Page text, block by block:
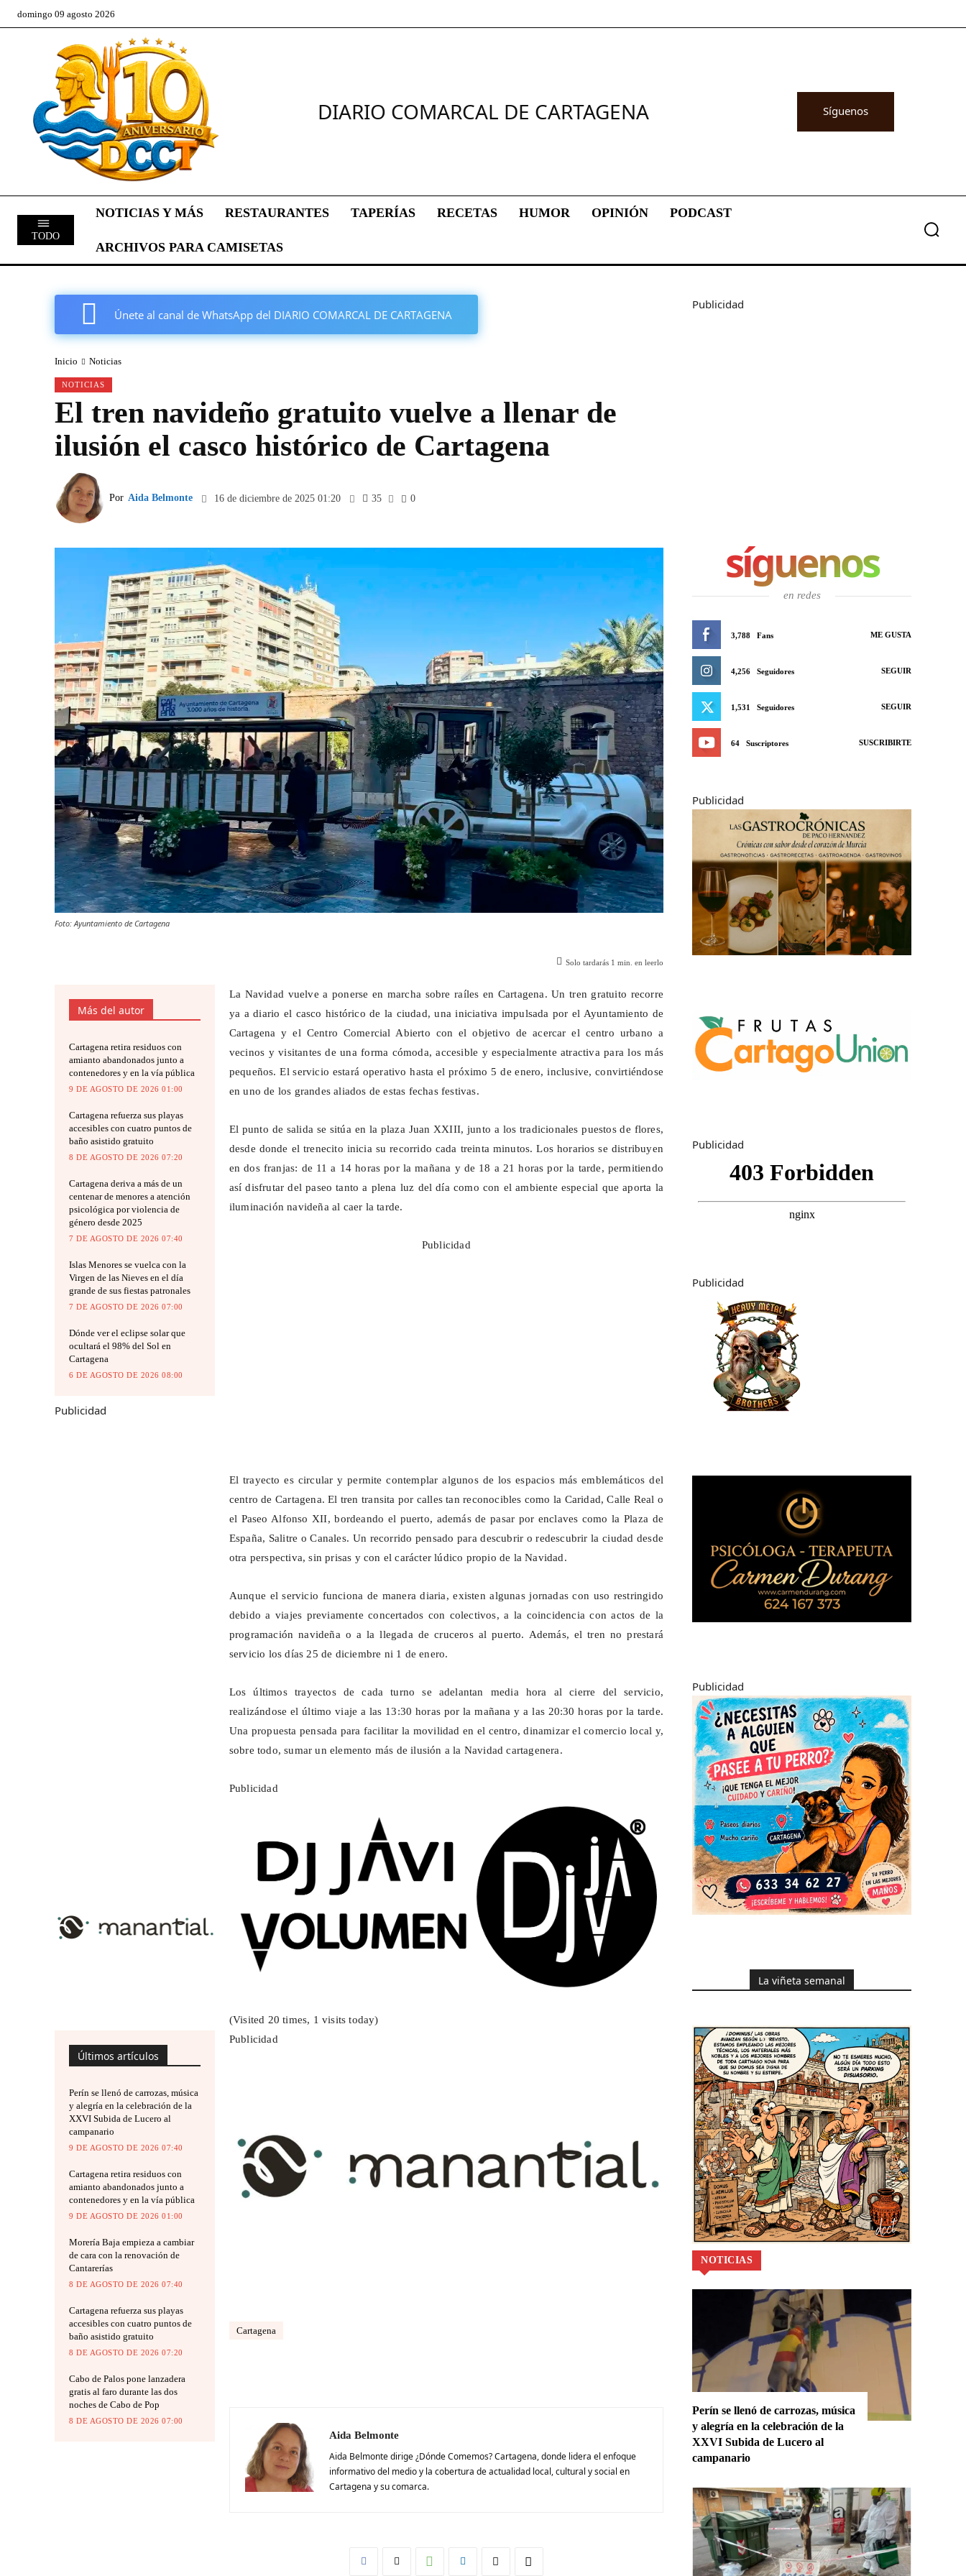
domingo 09 agosto 2026
DIARIO COMARCAL DE CARTAGENA Síguenos
TODO
NOTICIAS Y MÁS RESTAURANTES TAPERÍAS RECETAS HUMOR OPINIÓN PODCAST
ARCHIVOS PARA CAMISETAS
Únete al canal de WhatsApp del DIARIO COMARCAL DE CARTAGENA
Inicio Noticias
NOTICIAS
El tren navideño gratuito vuelve a llenar de
ilusión el casco histórico de Cartagena
Por Aida Belmonte 16 de diciembre de 2025 01:20 35 0
Foto: Ayuntamiento de Cartagena
Solo tardarás 1 min. en leerlo
Más del autor
Cartagena retira residuos con
amianto abandonados junto a
contenedores y en la vía pública
9 DE AGOSTO DE 2026 01:00
Cartagena refuerza sus playas
accesibles con cuatro puntos de
baño asistido gratuito
8 DE AGOSTO DE 2026 07:20
Cartagena deriva a más de un
centenar de menores a atención
psicológica por violencia de
género desde 2025
7 DE AGOSTO DE 2026 07:40
Islas Menores se vuelca con la
Virgen de las Nieves en el día
grande de sus fiestas patronales
7 DE AGOSTO DE 2026 07:00
Dónde ver el eclipse solar que
ocultará el 98% del Sol en
Cartagena
6 DE AGOSTO DE 2026 08:00
Publicidad
Últimos artículos
Perín se llenó de carrozas, música
y alegría en la celebración de la
XXVI Subida de Lucero al
campanario
9 DE AGOSTO DE 2026 07:40
Cartagena retira residuos con
amianto abandonados junto a
contenedores y en la vía pública
9 DE AGOSTO DE 2026 01:00
Morería Baja empieza a cambiar
de cara con la renovación de
Cantarerías
8 DE AGOSTO DE 2026 07:40
Cartagena refuerza sus playas
accesibles con cuatro puntos de
baño asistido gratuito
8 DE AGOSTO DE 2026 07:20
Cabo de Palos pone lanzadera
gratis al faro durante las dos
noches de Cabo de Pop
8 DE AGOSTO DE 2026 07:00
La Navidad vuelve a ponerse en marcha sobre raíles en Cartagena. Un tren gratuito recorre
ya a diario el casco histórico de la ciudad, una iniciativa impulsada por el Ayuntamiento de
Cartagena y el Centro Comercial Abierto con el objetivo de acercar el centro urbano a
vecinos y visitantes de una forma cómoda, accesible y especialmente atractiva para los más
pequeños. El servicio estará operativo hasta el próximo 5 de enero, inclusive, convirtiéndose
en uno de los grandes aliados de estas fechas festivas.
El punto de salida se sitúa en la plaza Juan XXIII, junto a los tradicionales puestos de flores,
desde donde el trenecito inicia su recorrido cada treinta minutos. Los horarios se distribuyen
en dos franjas: de 11 a 14 horas por la mañana y de 18 a 21 horas por la tarde, permitiendo
así disfrutar del paseo tanto a plena luz del día como con el ambiente especial que aporta la
iluminación navideña al caer la tarde.
Publicidad
El trayecto es circular y permite contemplar algunos de los espacios más emblemáticos del
centro de Cartagena. El tren transita por calles tan reconocibles como la Caridad, Calle Real o
el Paseo Alfonso XII, bordeando el puerto, además de pasar por enclaves como la Plaza de
España, Salitre o Canales. Un recorrido pensado para descubrir o redescubrir la ciudad desde
otra perspectiva, sin prisas y con el carácter lúdico propio de la Navidad.
Aunque el servicio funciona de manera diaria, existen algunas jornadas con uso restringido
debido a viajes previamente concertados con colectivos, a la coincidencia con actos de la
programación navideña o a la llegada de cruceros al puerto. Además, el tren no prestará
servicio los días 25 de diciembre ni 1 de enero.
Los últimos trayectos de cada turno se adelantan media hora al cierre del servicio,
realizándose el último viaje a las 13:30 horas por la mañana y a las 20:30 horas por la tarde.
Una propuesta pensada para facilitar la movilidad en el centro, dinamizar el comercio local y,
sobre todo, sumar un elemento más de ilusión a la Navidad cartagenera.
Publicidad
(Visited 20 times, 1 visits today)
Publicidad
Cartagena
Aida Belmonte
Aida Belmonte dirige ¿Dónde Comemos? Cartagena, donde lidera el enfoque
informativo del medio y la cobertura de actualidad local, cultural y social en
Cartagena y su comarca.
Publicidad
síguenos
en redes
3,788 Fans ME GUSTA
4,256 Seguidores SEGUIR
1,531 Seguidores SEGUIR
64 Suscriptores SUSCRIBIRTE
Publicidad
Publicidad
Publicidad
Publicidad
La viñeta semanal
NOTICIAS
Perín se llenó de carrozas, música
y alegría en la celebración de la
XXVI Subida de Lucero al
campanario